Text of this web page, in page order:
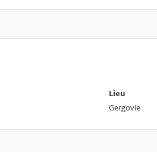
Lieu
Gergovie